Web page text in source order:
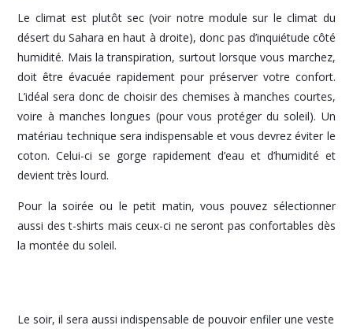
Le climat est plutôt sec (voir notre module sur le climat du
désert du Sahara en haut à droite), donc pas d’inquiétude côté
humidité. Mais la transpiration, surtout lorsque vous marchez,
doit être évacuée rapidement pour préserver votre confort.
L’idéal sera donc de choisir des chemises à manches courtes,
voire à manches longues (pour vous protéger du soleil). Un
matériau technique sera indispensable et vous devrez éviter le
coton. Celui-ci se gorge rapidement d’eau et d’humidité et
devient très lourd.
Pour la soirée ou le petit matin, vous pouvez sélectionner
aussi des t-shirts mais ceux-ci ne seront pas confortables dès
la montée du soleil.
Le soir, il sera aussi indispensable de pouvoir enfiler une veste